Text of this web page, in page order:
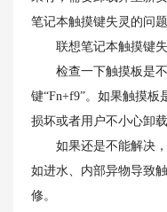
笔记本触摸键失灵的问题
联想笔记本触摸键失
检查一下触摸板是不
键“Fn+f9”。如果触摸板
损坏或者用户不小心卸
如果还是不能解决，
如进水、内部异物导致
修。